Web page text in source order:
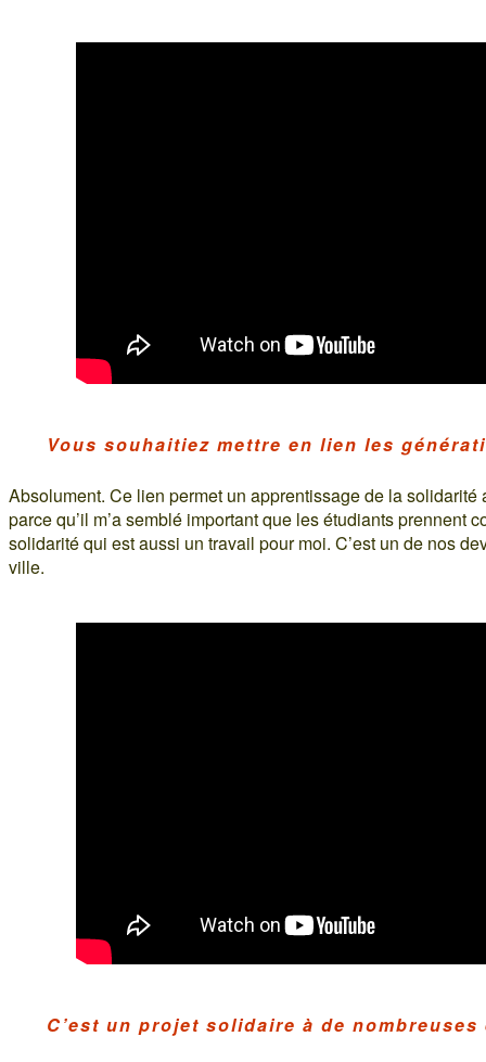
Vous souhaitiez mettre en lien les
Absolument. Ce lien permet un apprentissage de la solidarité
parce qu’il m’a semblé important que les étudiants prennent
solidarité qui est aussi un travail pour moi. C’est un de nos
ville.
C’est un projet solidaire à de nombreuses